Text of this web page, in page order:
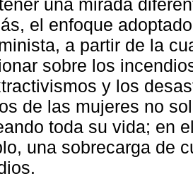
una mirada
el enfoque
a partir de la
sobre los
y los
de las mujeres no
toda su vida; en
una sobrecarga de